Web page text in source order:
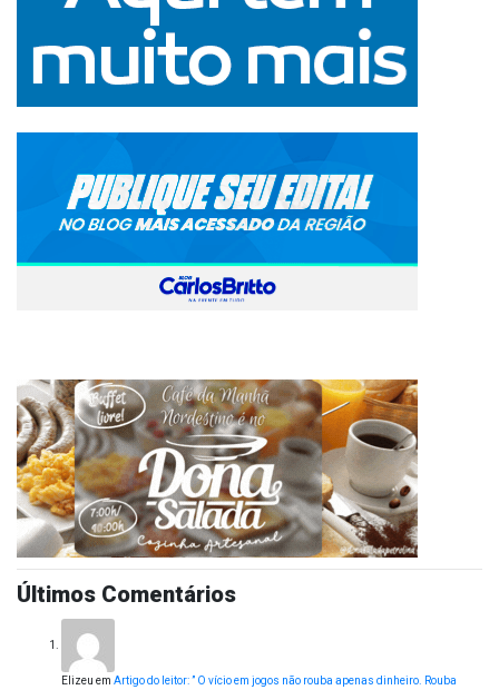
Últimos Comentários
Elizeu em Artigo do leitor: ” O vício em jogos não rouba apenas dinheiro. Rouba